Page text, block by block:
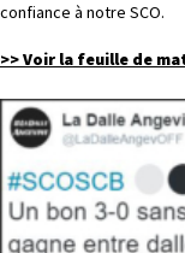
confiance à notre SCO.
>> Voir la feuille de